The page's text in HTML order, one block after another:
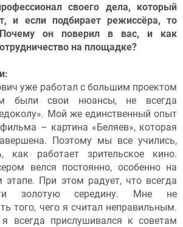
своего дела, который
и если подбирает режиссёра, то
он поверил в вас, и как
на площадке?
уже работал с большим проектом
были свои нюансы, не всегда
Мой же единственный опыт
– картина «Беляев», которая
Поэтому мы все учились,
как работает зрительское кино.
велся постоянно, особенно на
этапе. При этом радует, что всегда
золотую середину. Мне не
того, чего я считал неправильным.
всегда прислушивался к советам